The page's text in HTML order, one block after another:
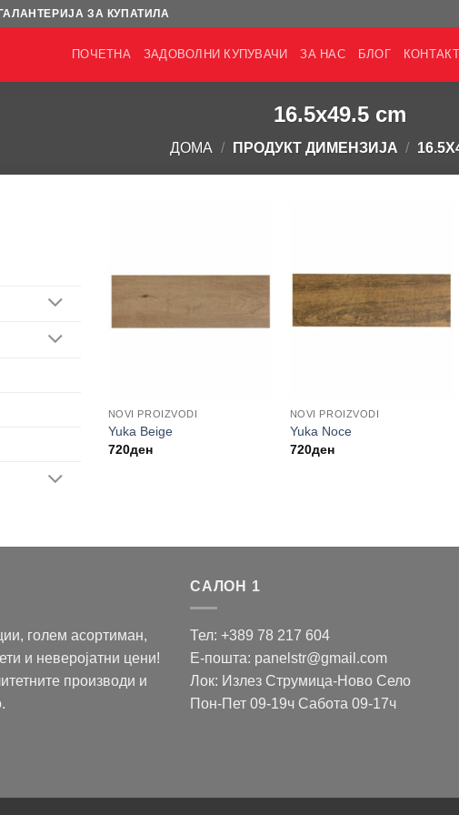
ЗА КУПАТИЛА
ПОЧЕТНА ЗАДОВОЛНИ КУПУВАЧИ ЗА НАС БЛОГ КОНТАКТ
16.5x49.5 cm
ДОМА / ПРОДУКТ ДИМЕНЗИЈА /
NOVI PROIZVODI
Yuka Beige
720ден
NOVI PROIZVODI
Yuka Noce
720ден
голем асортиман,
и неверојатни цени!
производи и
САЛОН 1
Тел: +389 78 217 604
Е-пошта: panelstr@gmail.com
Лок: Излез Струмица-Ново Село
Пон-Пет 09-19ч Сабота 09-17ч